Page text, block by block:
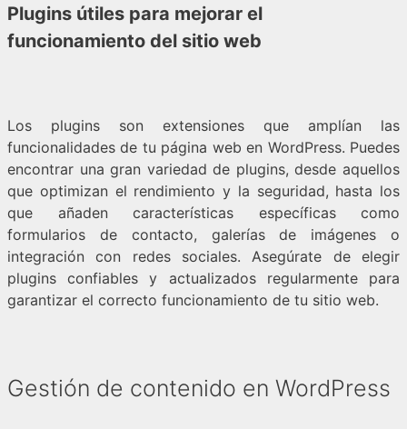
Plugins útiles para mejorar el
funcionamiento del sitio web
Los plugins son extensiones que amplían las
funcionalidades de tu página web en WordPress. Puedes
encontrar una gran variedad de plugins, desde aquellos
que optimizan el rendimiento y la seguridad, hasta los
que añaden características específicas como
formularios de contacto, galerías de imágenes o
integración con redes sociales. Asegúrate de elegir
plugins confiables y actualizados regularmente para
garantizar el correcto funcionamiento de tu sitio web.
Gestión de contenido en WordPress